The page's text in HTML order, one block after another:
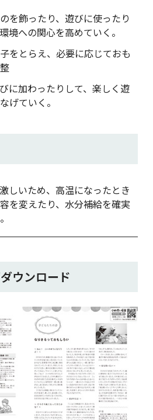
を飾ったり、遊びに使ったり
境への関心を高めていく。
をとらえ、必要に応じておも
に加わったりして、楽しく遊
げていく。
しいため、高温になったとき
を変えたり、水分補給を確実
ウンロード